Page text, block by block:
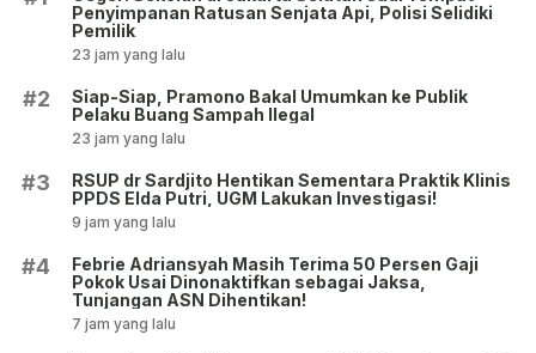
Penyimpanan Ratusan Senjata Api, Polisi Selidiki
Pemilik
23 jam yang lalu
#2
Siap-Siap, Pramono Bakal Umumkan ke Publik
Pelaku Buang Sampah Ilegal
23 jam yang lalu
#3
RSUP dr Sardjito Hentikan Sementara Praktik Klinis
PPDS Elda Putri, UGM Lakukan Investigasi!
9 jam yang lalu
#4
Febrie Adriansyah Masih Terima 50 Persen Gaji
Pokok Usai Dinonaktifkan sebagai Jaksa,
Tunjangan ASN Dihentikan!
7 jam yang lalu